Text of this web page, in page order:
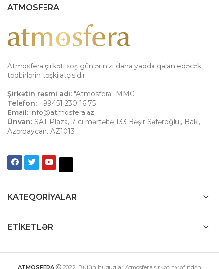
ATMOSFERA
Atmosfera şirkəti xoş günlərinizi daha yadda qalan edəcək
tədbirlərin təşkilatçısıdır.
Şirkətin rəsmi adı: "Atmosfera" MMC
Telefon: +99451 230 16 75
Email: info@atmosfera.az
Ünvan: SAT Plaza, 7-ci mərtəbə 133 Bəşir Səfəroğlu,, Bakı,
Azərbaycan, AZ1013
KATEQORIYALAR
ETIKETLƏR
ATMOSFERA 2022. Bütün hüquqlar Atmosfera şirkəti tərəfindən